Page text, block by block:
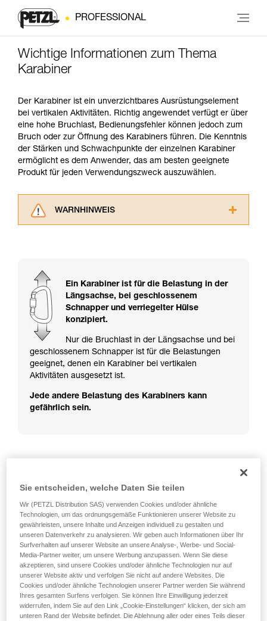
PROFESSIONAL
Wichtige Informationen zum Thema
Karabiner
Der Karabiner ist ein unverzichtbares Ausrüstungselement
bei vertikalen Aktivitäten. Richtig angewendet verfügt er über
eine hohe Bruchlast, Bedienungsfehler können jedoch zum
Bruch oder zur Öffnung des Karabiners führen. Die Kenntnis
der Stärken und Schwachpunkte der einzelnen Karabiner
ermöglicht es dem Anwender, das am besten geeignete
Produkt für jeden Verwendungszweck auszuwählen.
WARNHINWEIS
verstehen zu können, müssen Sie zuerst die in
der Gebrauchsanweisung enthaltenen
Informationen richtig verstanden haben.
Die Beherrschung dieser Techniken setzt eine
Training voraus. Prüfen Sie zusammen mit
einem Profi, ob Sie in der Lage sind, den
Vorgang alleine sicher zu wiederholen, bevor
Sie ihn eigenständig durchführen.
verbundenen Techniken. Möglicherweise gibt es
noch andere Techniken, die hier nicht
Ein Karabiner ist für die Belastung in der
Längsachse, bei geschlossenem
Schnapper und verriegelter Hülse
konzipiert.
Nur die Bruchlast in der Längsachse und bei
geschlossenem Schnapper ist für die Belastungen
geeignet, denen ein Karabiner bei vertikalen
Aktivitäten ausgesetzt ist.
Jede andere Belastung des Karabiners kann
gefährlich sein.
Beispiele für gefährliche Belastungen der
Karabiner
Sie entscheiden, welche Daten Sie teilen
Wir (PETZL Distribution SAS) verwenden Cookies und/oder ähnliche
Technologien, um das ordnungsgemäße Funktionieren unserer Website zu
gewährleisten, unsere Inhalte und Anzeigen individuell zu gestalten und
unseren Datenverkehr zu analysieren. Wir geben auch Informationen über Ihr
Surfverhalten auf unserer Website an unsere Analyse-, Werbe- und Social-
Media-Partner weiter, um unsere Werbung anzupassen. Wenn Sie diese
akzeptieren, sind unsere Cookies und/oder ähnliche Technologien nur auf
unserer Website aktiv und verfolgen Sie nicht auf andere Websites. Die
Cookies und/oder ähnliche Technologien unserer Partner werden Sie während
Ihres gesamten Surfens verfolgen. Sie können Ihre Einwilligung jederzeit
widerrufen, indem Sie auf den Link „Cookie-Einstellungen“ klicken, der sich am
unteren Rand der Website befindet. Die Ablehnung aller oder eines Teils dieser